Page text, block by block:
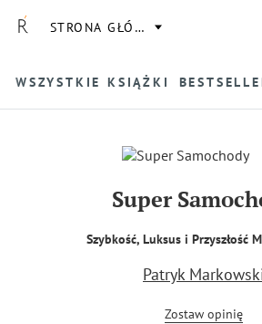
STRONA GŁÓWNA
WSZYSTKIE KSIĄŻKI
Super
Szybkość, Luksus i Przyszłość
Patryk
Zostaw opinię